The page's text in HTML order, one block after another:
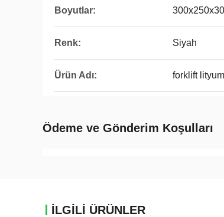
Boyutlar:
Renk: Siyah
Ürün Adı: forklift
Ödeme ve Gönderim Koşulları
İLGİLİ ÜRÜNLER